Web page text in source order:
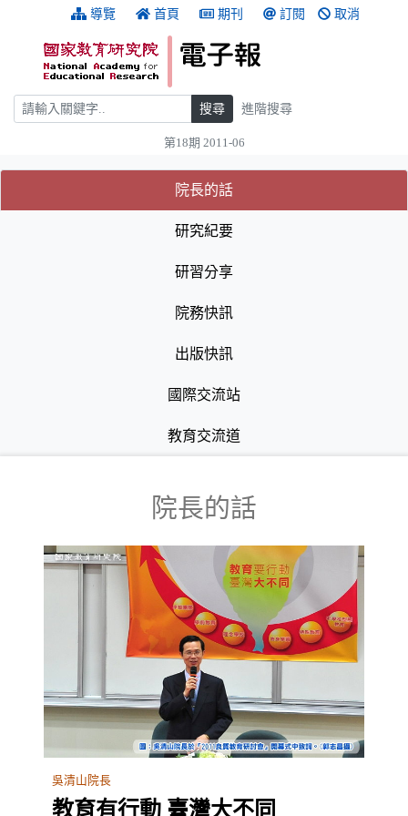
跳到主要內容 導覽 首頁 期刊 訂閱 取消
搜尋 搜尋 進階搜尋
第18期 2011-06
:::
院長的話(目前選取的頁籤)
(目前選取的頁籤)
研究紀要
研習分享
院務快訊
出版快訊
國際交流站
教育交流道
院長的話
吳清山院長
教育有行動 臺灣大不同